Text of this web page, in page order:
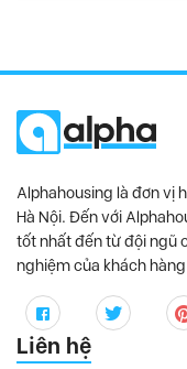
Alphahousing là đơn vị
Hà Nội. Đến với
tốt nhất đến từ đội ngũ
nghiệm của khách
Liên hệ